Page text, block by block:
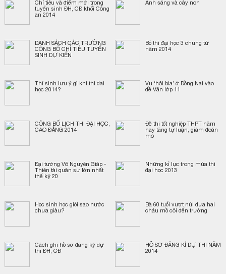
Chỉ tiêu và điểm mới trong
tuyển sinh ĐH, CĐ khối Công
an 2014
Ánh sáng và cây non
DANH SÁCH CÁC TRƯỜNG
CÔNG BỐ CHỈ TIÊU TUYỂN
SINH DỰ KIẾN
Bỏ thi đại học 3 chung từ
năm 2014
Thí sinh lưu ý gì khi thi đại
học 2014?
Vụ ‘hôi bia’ ở Đồng Nai vào
đề Văn lớp 11
CÔNG BỐ LỊCH THI ĐẠI HỌC,
CAO ĐẲNG 2014
Đề thi tốt nghiệp THPT năm
nay tăng tự luận, giảm đoán
mò
Đại tướng Võ Nguyên Giáp -
Thiên tài quân sự lớn nhất
thế kỷ 20
Những kỉ lục trong mùa thi
đại học 2013
Học sinh học giỏi sao nước
chưa giàu?
Bà 60 tuổi vượt núi đưa hai
cháu mồ côi đến trường
Cách ghi hồ sơ đăng ký dự
thi ĐH, CĐ
HỒ SƠ ĐĂNG KÍ DỰ THI NĂM
2014